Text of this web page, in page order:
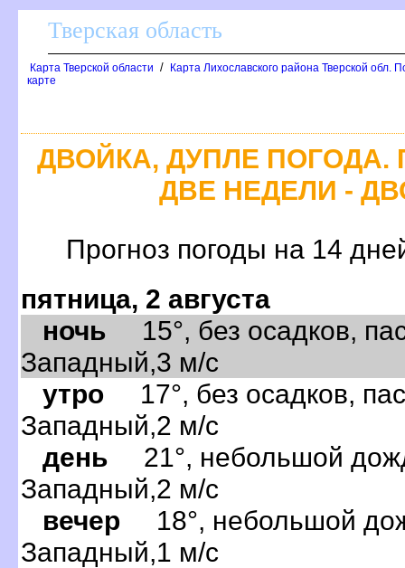
Тверская область
Карта Тверской области /
Карта Лихославского района Тверской обл.
карте
ДВОЙКА, ДУПЛЕ
ДВЕ НЕДЕЛИ -
Прогноз погоды на 14
пятница, 2 августа
ночь 15°, без осадков,
Западный,3 м/с
утро 17°, без осадков,
Западный,2 м/с
день 21°, небольшой
Западный,2 м/с
вечер 18°, небольшой
Западный,1 м/с